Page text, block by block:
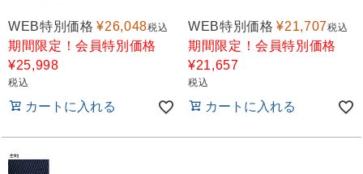
WEB特別価格 ¥26,048税込
期間限定！会員特別価格
¥25,998
税込
カートに入れる
WEB特別価格 ¥21,707税込
期間限定！会員特別価格
¥21,657
税込
カートに入れる